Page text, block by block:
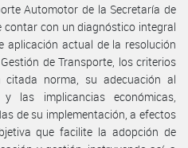
Automotor de la Secretaría de
contar con un diagnóstico integral
aplicación actual de la resolución
de Transporte, los criterios
norma, su adecuación al
las implicancias económicas,
de su implementación, a efectos
que facilite la adopción de